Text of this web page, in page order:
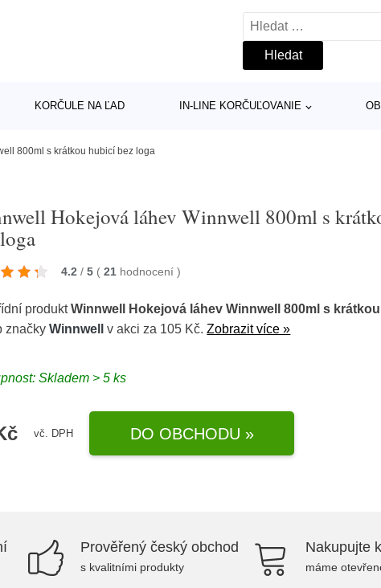
Vyhledávání
KORČULE NA ĽAD IN-LINE KORČUĽOVANIE
800ml s krátkou hubicí bez loga
Hokejová láhev Winnwell 800ml s
4.2 / 5 ( 21 hodnocení)
produktWinnwell Hokejová láhev Winnwell 800ml s
značkyWinnwell v akci za 105 Kč.Zobrazit více »
Skladem > 5 ks
vč. DPH DO OBCHODU »
Prověřený český obchod
s kvalitními produkty
Nakupujte
máme